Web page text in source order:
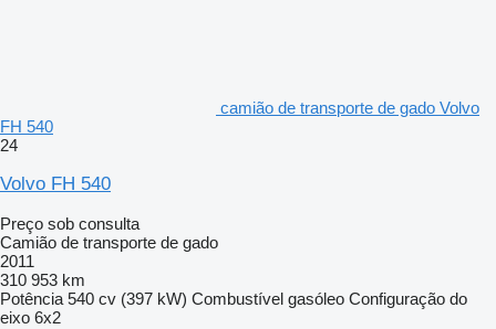
camião de transporte de gado Volvo
FH 540
24
Volvo FH 540
Preço sob consulta
Camião de transporte de gado
2011
310 953 km
Potência 540 cv (397 kW) Combustível gasóleo Configuração do
eixo 6x2